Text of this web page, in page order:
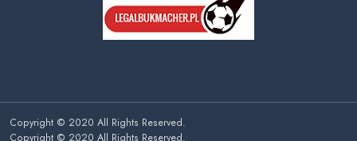
Copyright © 2020 All Rights Reserved.
Copyright © 2020 All Rights Reserved.